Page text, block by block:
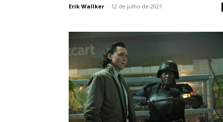
Erik Wallker - 12 de julho de 2021